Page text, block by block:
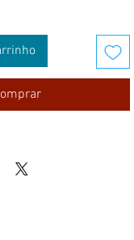
convite a conhecer
revela em sua
observa os dias
em poesia,
Tempo de Sebastião.